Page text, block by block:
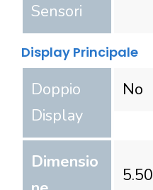
Sensori
Display Principale
Doppio
Display
No
Dimensio
5.50